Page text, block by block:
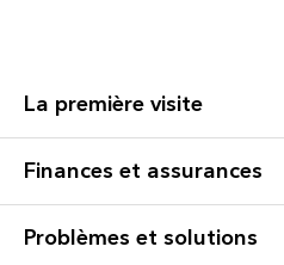
La première visite
Finances et assurances
Problèmes et solutions